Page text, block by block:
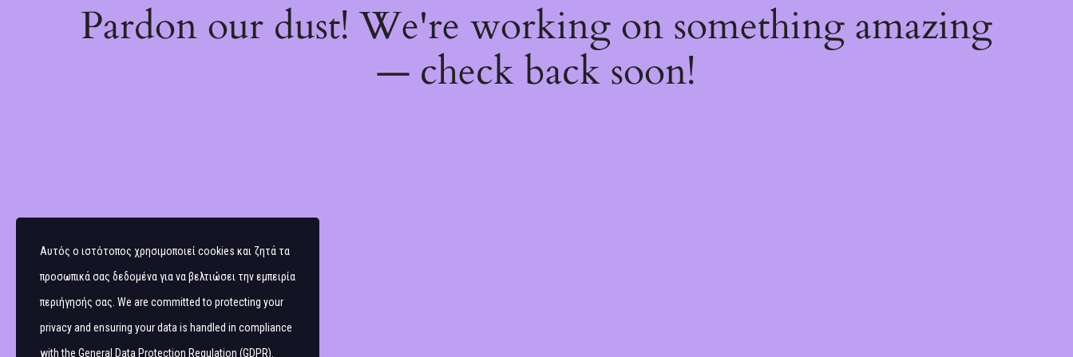
Pardon our dust! We're working on something amazing
— check back soon!
Αυτός ο ιστότοπος χρησιμοποιεί cookies και ζητά τα
προσωπικά σας δεδομένα για να βελτιώσει την εμπειρία
περιήγησής σας. We are committed to protecting your
privacy and ensuring your data is handled in compliance
with the General Data Protection Regulation (GDPR)